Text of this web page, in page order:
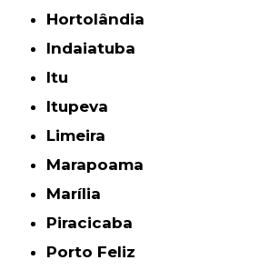
Hortolândia
Indaiatuba
Itu
Itupeva
Limeira
Marapoama
Marília
Piracicaba
Porto Feliz